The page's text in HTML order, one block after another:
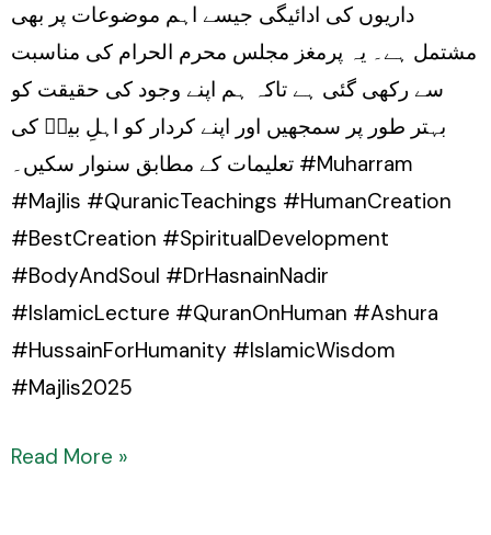
داریوں کی ادائیگی جیسے اہم موضوعات پر بھی
مشتمل ہے۔ یہ پرمغز مجلس محرم الحرام کی مناسبت
سے رکھی گئی ہے تاکہ ہم اپنے وجود کی حقیقت کو
بہتر طور پر سمجھیں اور اپنے کردار کو اہلِ بیتؑ کی
تعلیمات کے مطابق سنوار سکیں۔ #Muharram
#Majlis #QuranicTeachings #HumanCreation
#BestCreation #SpiritualDevelopment
#BodyAndSoul #DrHasnainNadir
#IslamicLecture #QuranOnHuman #Ashura
#HussainForHumanity #IslamicWisdom
#Majlis2025
Read More »